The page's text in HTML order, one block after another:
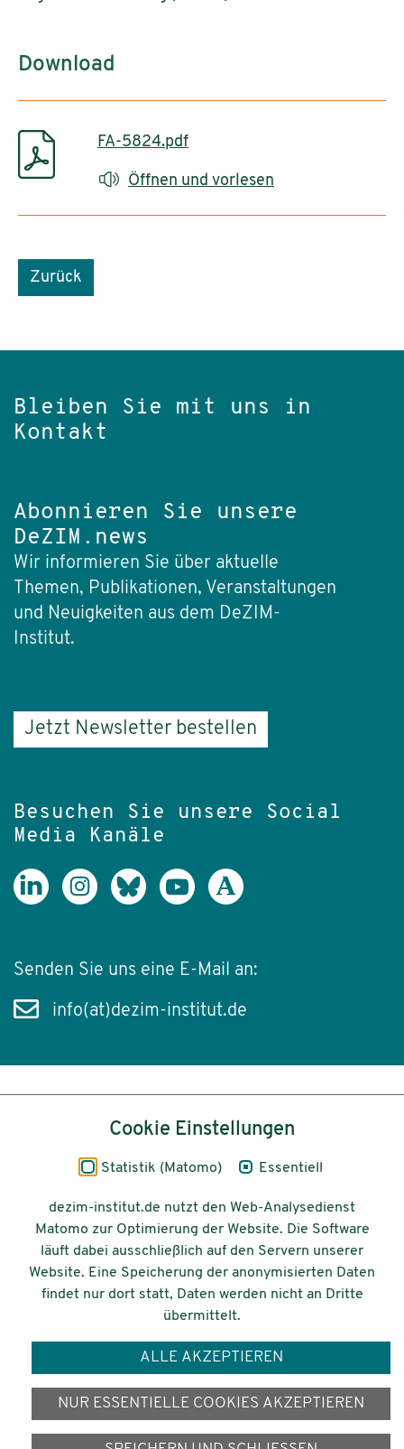
Download
FA-5824.pdf
Öffnen und vorlesen
Zurück
Bleiben Sie mit uns in
Kontakt
Abonnieren Sie unsere
DeZIM.news
Wir informieren Sie über aktuelle
Themen, Publikationen, Veranstaltungen
und Neuigkeiten aus dem DeZIM-
Institut.
Jetzt Newsletter bestellen
Besuchen Sie unsere Social
Media Kanäle
Senden Sie uns eine E-Mail an:
info(at)dezim-institut.de
Impressum
Datenschutz
Barrierefreiheit
© 2026 Deutsches Zentrum für
Integrations-
und Migrationsforschung DeZIM e.V.
Cookie Einstellungen
Statistik (Matomo) Essentiell
dezim-institut.de nutzt den Web-Analysedienst
Matomo zur Optimierung der Website. Die Software
läuft dabei ausschließlich auf den Servern unserer
Website. Eine Speicherung der anonymisierten Daten
findet nur dort statt, Daten werden nicht an Dritte
übermittelt.
ALLE AKZEPTIEREN
NUR ESSENTIELLE COOKIES AKZEPTIEREN